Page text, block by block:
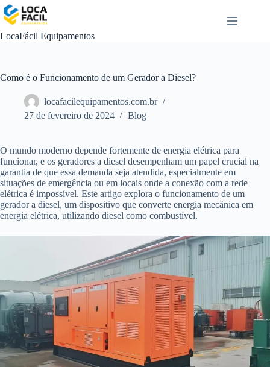
Pular
para
conteúdo
LocaFácil Equipamentos
Como é o Funcionamento de um Gerador a Diesel?
locafacilequipamentos.com.br
27 de fevereiro de 2024
Blog
O mundo moderno depende fortemente de energia elétrica para
funcionar, e os geradores a diesel desempenham um papel crucial na
garantia de que essa demanda seja atendida, especialmente em
situações de emergência ou em locais onde a conexão com a rede
elétrica é impossível. Este artigo explora o funcionamento de um
gerador a diesel, um dispositivo que converte energia mecânica em
energia elétrica, utilizando diesel como combustível.